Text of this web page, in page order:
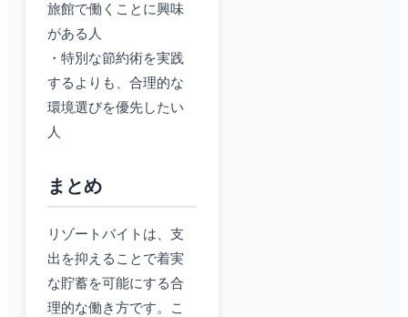
旅館で働くことに興味
がある人
・特別な節約術を実践
するよりも、合理的な
環境選びを優先したい
人
まとめ
リゾートバイトは、支
出を抑えることで着実
な貯蓄を可能にする合
理的な働き方です。こ